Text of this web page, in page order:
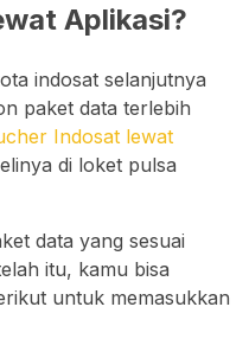
Aplikasi?
indosat selanjutnya
paket data terlebih
Indosat lewat
di loket pulsa
data yang sesuai
itu, kamu bisa
untuk memasukkan